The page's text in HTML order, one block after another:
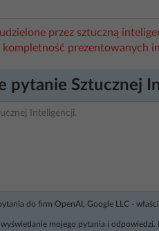
przez sztuczną
kompletność
pytanie Sztucznej
do firm OpenAI, Google LLC -
mojego pytania i